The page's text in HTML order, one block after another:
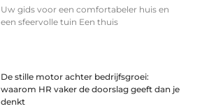
Uw gids voor een comfortabeler huis en
een sfeervolle tuin Een thuis
De stille motor achter bedrijfsgroei:
waarom HR vaker de doorslag geeft dan je
denkt